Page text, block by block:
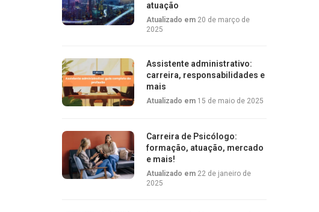
atuação
Atualizado em 20 de março de
2025
Assistente administrativo:
carreira, responsabilidades e
mais
Atualizado em 15 de maio de 2025
Carreira de Psicólogo:
formação, atuação, mercado
e mais!
Atualizado em 22 de janeiro de
2025